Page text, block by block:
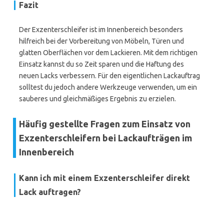
Fazit
Der Exzenterschleifer ist im Innenbereich besonders
hilfreich bei der Vorbereitung von Möbeln, Türen und
glatten Oberflächen vor dem Lackieren. Mit dem richtigen
Einsatz kannst du so Zeit sparen und die Haftung des
neuen Lacks verbessern. Für den eigentlichen Lackauftrag
solltest du jedoch andere Werkzeuge verwenden, um ein
sauberes und gleichmäßiges Ergebnis zu erzielen.
Häufig gestellte Fragen zum Einsatz von
Exzenterschleifern bei Lackaufträgen im
Innenbereich
Kann ich mit einem Exzenterschleifer direkt
Lack auftragen?